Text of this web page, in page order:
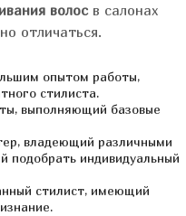
волосв салонах
отличаться.
опытом работы,
стилиста.
выполняющий базовые
владеющий различными
подобрать индивидуальный
стилист, имеющий